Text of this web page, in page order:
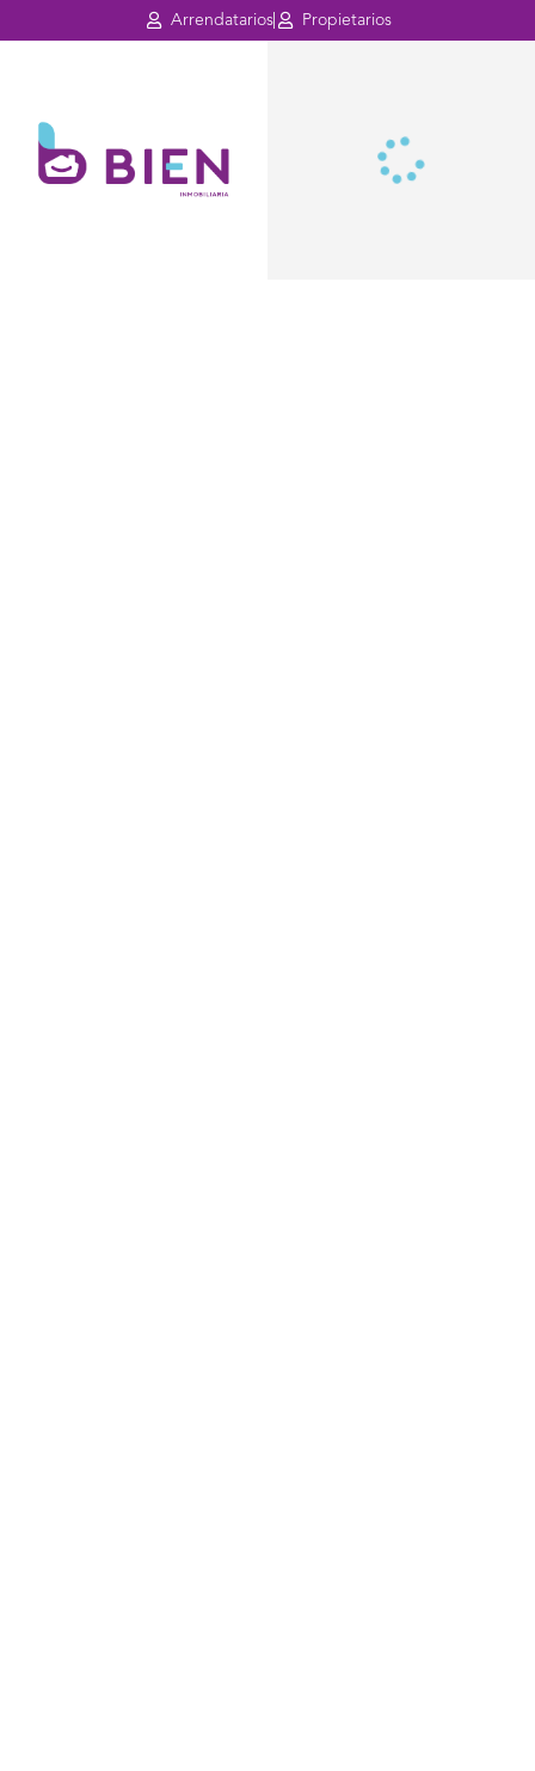
Arrendatarios Propietarios